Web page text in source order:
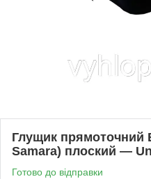
Глущик прямоточний
Samara) плоский —
Готово до відправки